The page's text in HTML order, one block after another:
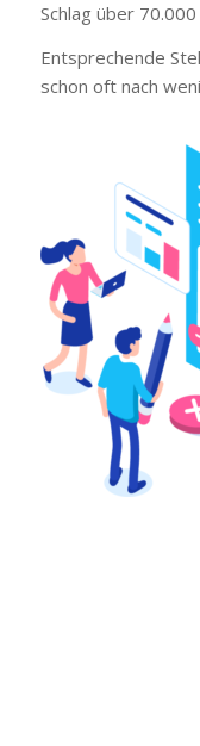
Schlag über
Entsprechende
schon oft nach